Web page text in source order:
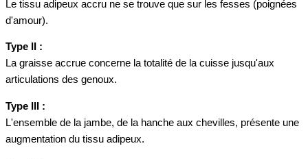
Le tissu adipeux accru ne se trouve que sur les fesses (poignées
d'amour).
Type II :
La graisse accrue concerne la totalité de la cuisse jusqu'aux
articulations des genoux.
Type III :
L'ensemble de la jambe, de la hanche aux chevilles, présente une
augmentation du tissu adipeux.